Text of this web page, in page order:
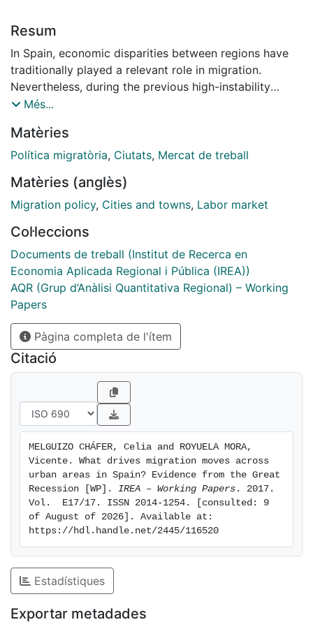
Resum
In Spain, economic disparities between regions have
traditionally played a relevant role in migration.
Nevertheless, during the previous high-instability
period, analyses provided conflicting results about the
determine the role that labour market factors play in
internal migration during the Great Recession, paying
heterogeneous population groups. To do so, we resort
to an extended gravity model and we consider as a
Our results point to real wages as having a significant
influence on migration motivations.
Més...
Matèries
Política migratòria, Ciutats, Mercat de treball
Matèries (anglès)
Migration policy, Cities and towns, Labor market
Col·leccions
Documents de treball (Institut de Recerca en
Economia Aplicada Regional i Pública (IREA))
AQR (Grup d’Anàlisi Quantitativa Regional) – Working
Papers
Pàgina completa de l'ítem
Citació
MELGUIZO CHÁFER, Celia and ROYUELA MORA,
Vicente. What drives migration moves across
urban areas in Spain? Evidence from the Great
Recession [WP]. IREA – Working Papers . 2017.
Vol.  E17/17. ISSN 2014-1254. [consulted: 9
of August of 2026]. Available at:
https://hdl.handle.net/2445/116520
Estadístiques
Exportar metadades